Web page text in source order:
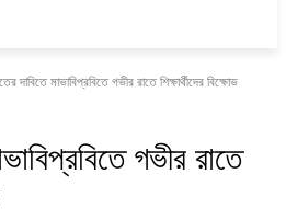
দাবিতে মাভাবিপ্রবিতে গভীর রাতে শিক্ষার্থীদের বিক্ষোভ
গভীর রাতে